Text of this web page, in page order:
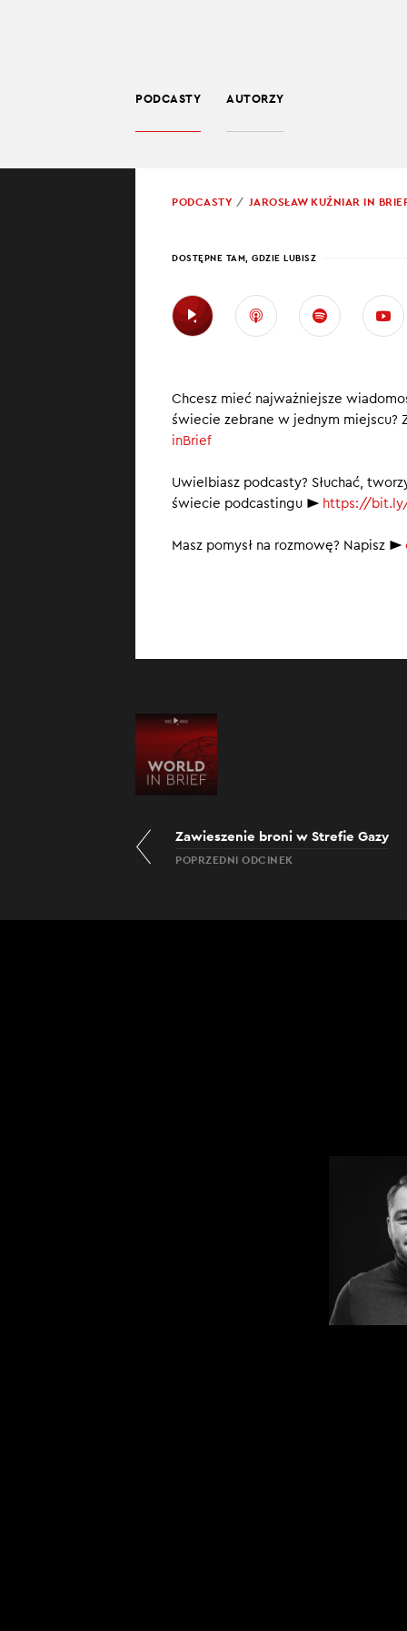
PODCASTY AUTORZY
PROWADZĄCY:
CPK
Kolejna
PODCASTY
JAROSŁAW KUŹNIAR IN
DOSTĘPNE TAM, GDZIE LUBISZ
Chcesz mieć najważniejsze
świecie zebrane w jednym miejscu?
inBrief
Uwielbiasz podcasty? Słuchać,
świecie podcastingu ► https://
Masz pomysł na rozmowę? Napisz ►
Zawieszenie broni w Strefie Gazy
POPRZEDNI ODCINEK